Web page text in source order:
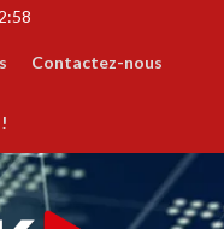
Contactez-nous